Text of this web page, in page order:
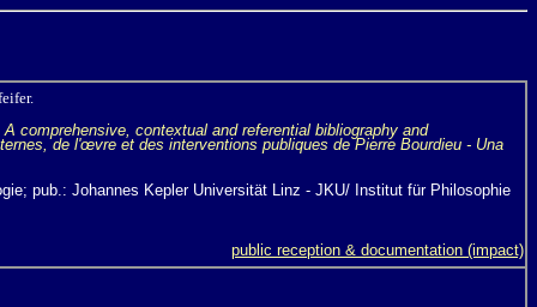
A comprehensive, contextual and referential bibliography and
de l'œvre et des interventions publiques de Pierre Bourdieu - Una
pub.: Johannes Kepler Universität Linz - JKU/ Institut für Philosophie
public reception & documentation (impact)